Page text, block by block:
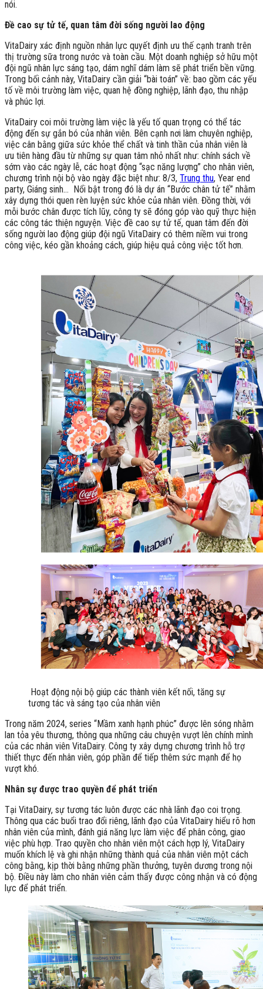
nói.
Đề cao sự tử tế, quan tâm đời sống người lao động
VitaDairy xác định nguồn nhân lực quyết định ưu thế cạnh tranh trên
thị trường sữa trong nước và toàn cầu. Một doanh nghiệp sở hữu một
đội ngũ nhân lực sáng tạo, dám nghĩ dám làm sẽ phát triển bền vững.
Trong bối cảnh này, VitaDairy cần giải “bài toán” về: bao gồm các yếu
tố về môi trường làm việc, quan hệ đồng nghiệp, lãnh đạo, thu nhập
và phúc lợi.
VitaDairy coi môi trường làm việc là yếu tố quan trọng có thể tác
động đến sự gắn bó của nhân viên. Bên cạnh nơi làm chuyên nghiệp,
việc cân bằng giữa sức khỏe thể chất và tinh thần của nhân viên là
ưu tiên hàng đầu từ những sự quan tâm nhỏ nhất như: chính sách về
sớm vào các ngày lễ, các hoạt động “sạc năng lượng” cho nhân viên,
chương trình nội bộ vào ngày đặc biệt như: 8/3, Trung thu, Year end
party, Giáng sinh… Nổi bật trong đó là dự án “Bước chân tử tế” nhằm
xây dựng thói quen rèn luyện sức khỏe của nhân viên. Đồng thời, với
mỗi bước chân được tích lũy, công ty sẽ đóng góp vào quỹ thực hiện
các công tác thiện nguyện. Việc đề cao sự tử tế, quan tâm đến đời
sống người lao động giúp đội ngũ VitaDairy có thêm niềm vui trong
công việc, kéo gần khoảng cách, giúp hiệu quả công việc tốt hơn.
Hoạt động nội bộ giúp các thành viên kết nối, tăng sự
tương tác và sáng tạo của nhân viên
Trong năm 2024, series “Mầm xanh hạnh phúc” được lên sóng nhằm
lan tỏa yêu thương, thông qua những câu chuyện vượt lên chính mình
của các nhân viên VitaDairy. Công ty xây dựng chương trình hỗ trợ
thiết thực đến nhân viên, góp phần để tiếp thêm sức mạnh để họ
vượt khó.
Nhân sự được trao quyền để phát triển
Tại VitaDairy, sự tương tác luôn được các nhà lãnh đạo coi trọng.
Thông qua các buổi trao đổi riêng, lãnh đạo của VitaDairy hiểu rõ hơn
nhân viên của mình, đánh giá năng lực làm việc để phân công, giao
việc phù hợp. Trao quyền cho nhân viên một cách hợp lý, VitaDairy
muốn khích lệ và ghi nhận những thành quả của nhân viên một cách
công bằng, kịp thời bằng những phần thưởng, tuyên dương trong nội
bộ. Điều này làm cho nhân viên cảm thấy được công nhận và có động
lực để phát triển.